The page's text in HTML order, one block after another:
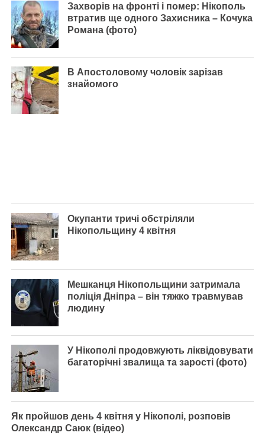
Захворів на фронті і помер: Нікополь
втратив ще одного Захисника – Кочука
Романа (фото)
В Апостоловому чоловік зарізав
знайомого
Окупанти тричі обстріляли
Нікопольщину 4 квітня
Мешканця Нікопольщини затримала
поліція Дніпра – він тяжко травмував
людину
У Нікополі продовжують ліквідовувати
багаторічні звалища та зарості (фото)
Як пройшов день 4 квітня у Нікополі, розповів
Олександр Саюк (відео)